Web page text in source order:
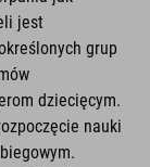
jest
grup
dziecięcym.
nauki